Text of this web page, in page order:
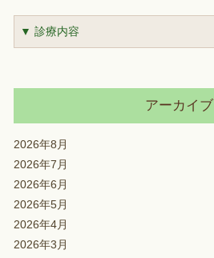
▼ 診療内容
アーカイブ
2026年8月
2026年7月
2026年6月
2026年5月
2026年4月
2026年3月